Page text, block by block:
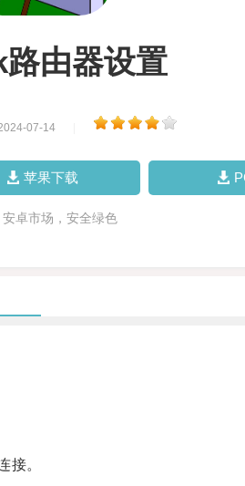
由器设置
07-14
苹果下载
安卓市场，安全绿色
接。